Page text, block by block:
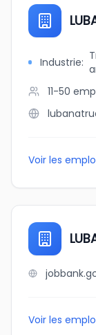
Industrie:
11-50
Voir les
Voir les